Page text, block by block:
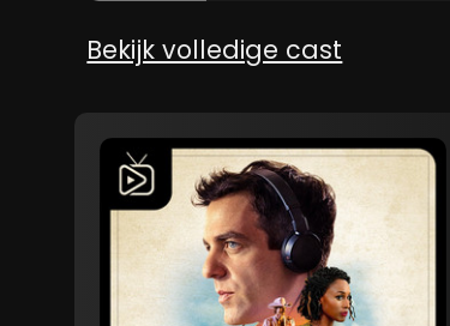
Bekijk volledige cast